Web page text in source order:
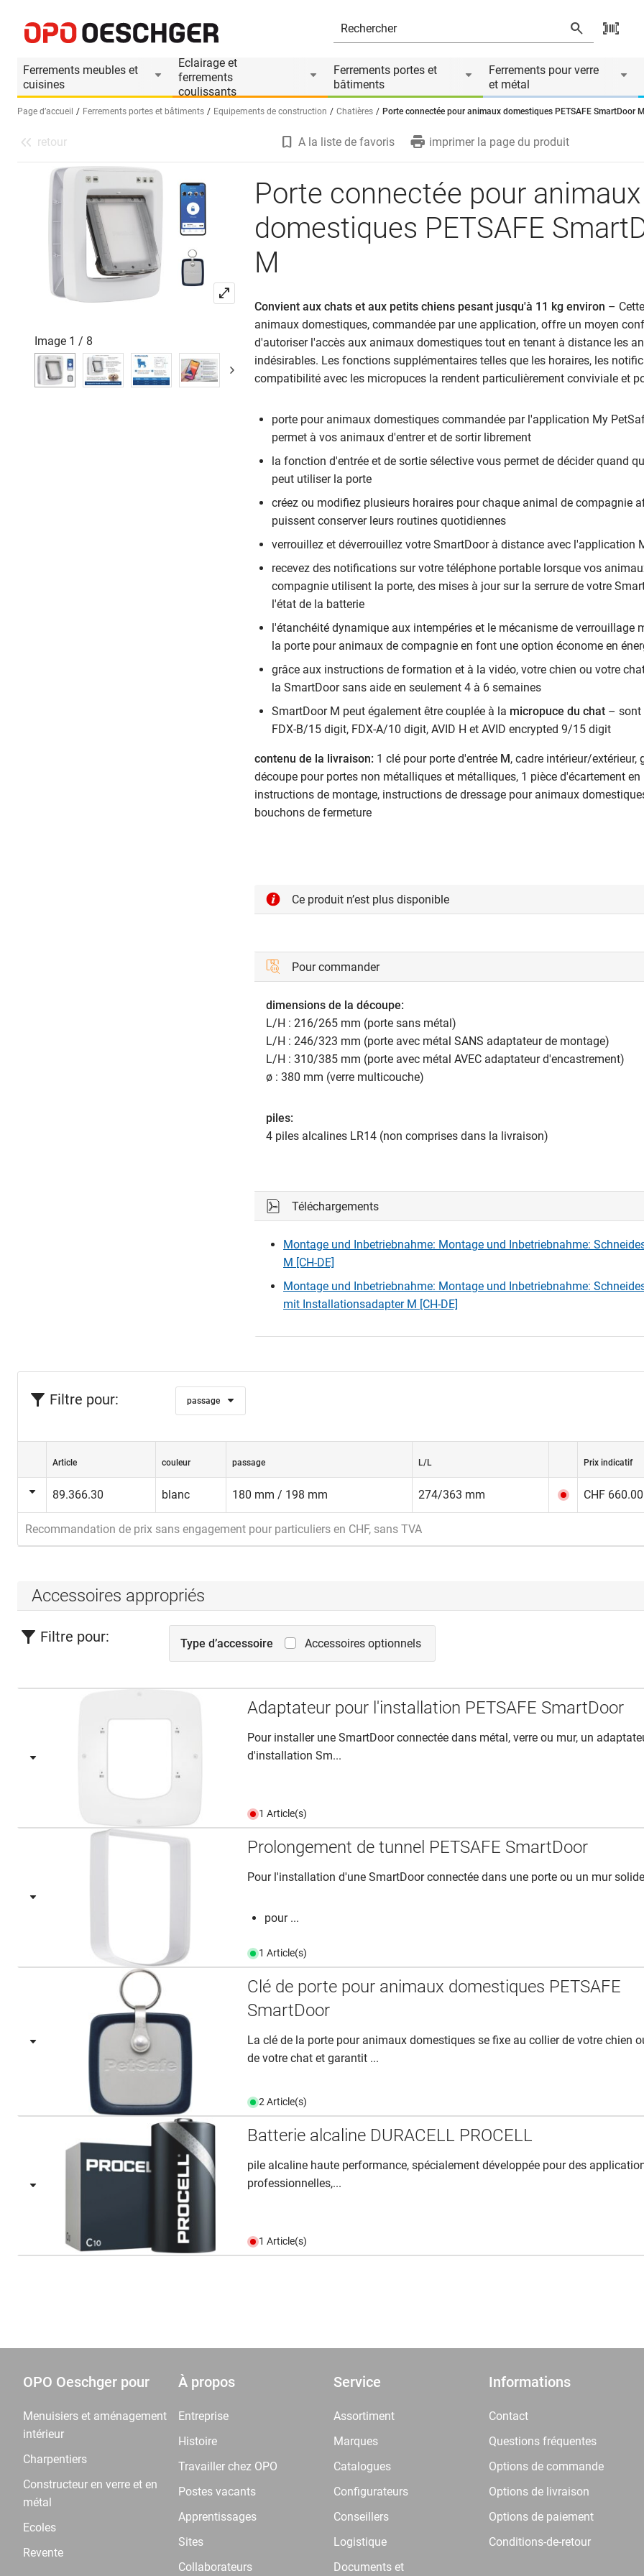
Ferrements meubles et
cuisines
Eclairage et
ferrements
coulissants
Ferrements portes et
bâtiments
Ferrements pour verre
et métal
Sélectionnez une langue (FR)
Page d’accueil Ferrements portes et bâtiments Equipements de construction Chatières Porte connectée pour animaux domestiques PETSAFE SmartDoor
Informations produit
Accessoires appropriés
retour A la liste de favoris imprimer la page du produit
Image 1 / 8
Porte connectée pour animaux
domestiques PETSAFE
M
Convient aux chats et aux petits chiens pesant jusqu'à 11 kg environ –
animaux domestiques, commandée par une application, offre un moyen
d'autoriser l'accès aux animaux domestiques tout en tenant à distance les
indésirables. Les fonctions supplémentaires telles que les horaires, les
compatibilité avec les micropuces la rendent particulièrement conviviale et
porte pour animaux domestiques commandée par l'application My
permet à vos animaux d'entrer et de sortir librement
la fonction d'entrée et de sortie sélective vous permet de décider quand
peut utiliser la porte
créez ou modifiez plusieurs horaires pour chaque animal de compagnie
puissent conserver leurs routines quotidiennes
verrouillez et déverrouillez votre SmartDoor à distance avec l'application
recevez des notifications sur votre téléphone portable lorsque vos
compagnie utilisent la porte, des mises à jour sur la serrure de votre
l'état de la batterie
l'étanchéité dynamique aux intempéries et le mécanisme de verrouillage
la porte pour animaux de compagnie en font une option économe en
grâce aux instructions de formation et à la vidéo, votre chien ou votre
la SmartDoor sans aide en seulement 4 à 6 semaines
SmartDoor M peut également être couplée à la micropuce du chat – sont
FDX-B/15 digit, FDX-A/10 digit, AVID H et AVID encrypted 9/15 digit
contenu de la livraison: 1 clé pour porte d'entrée M, cadre intérieur/extérieur,
découpe pour portes non métalliques et métalliques, 1 pièce d'écartement en
instructions de montage, instructions de dressage pour animaux
bouchons de fermeture
Ce produit n’est plus disponible
Pour commander
dimensions de la découpe:
L/H : 216/265 mm (porte sans métal)
L/H : 246/323 mm (porte avec métal SANS adaptateur de montage)
L/H : 310/385 mm (porte avec métal AVEC adaptateur d'encastrement)
ø : 380 mm (verre multicouche)
piles:
4 piles alcalines LR14 (non comprises dans la livraison)
Téléchargements
Montage und Inbetriebnahme: Montage und Inbetriebnahme:
M [CH-DE]
Montage und Inbetriebnahme: Montage und Inbetriebnahme:
mit Installationsadapter M [CH-DE]
Filtre pour: passage
Article couleur passage L/L Prix indicatif
89.366.30 blanc 180 mm / 198 mm 274/363 mm CHF
Recommandation de prix sans engagement pour particuliers en CHF, sans TVA
Accessoires appropriés
Filtre pour: Type d’accessoire Accessoires optionnels
Adaptateur pour l'installation PETSAFE SmartDoor
Pour installer une SmartDoor connectée dans métal, verre ou mur, un
d'installation Sm...
1 Article(s)
Prolongement de tunnel PETSAFE SmartDoor
Pour l'installation d'une SmartDoor connectée dans une porte ou un mur
pour ...
1 Article(s)
Clé de porte pour animaux domestiques PETSAFE
SmartDoor
La clé de la porte pour animaux domestiques se fixe au collier de votre chien
de votre chat et garantit ...
2 Article(s)
Batterie alcaline DURACELL PROCELL
pile alcaline haute performance, spécialement développée pour des
professionnelles,...
1 Article(s)
OPO Oeschger pour
Menuisiers et aménagement
intérieur
Charpentiers
Constructeur en verre et en
métal
Ecoles
Revente
À propos
Entreprise
Histoire
Travailler chez OPO
Postes vacants
Apprentissages
Sites
Collaborateurs
Service
Assortiment
Marques
Catalogues
Configurateurs
Conseillers
Logistique
Documents et
Informations
Contact
Questions fréquentes
Options de commande
Options de livraison
Options de paiement
Conditions-de-retour